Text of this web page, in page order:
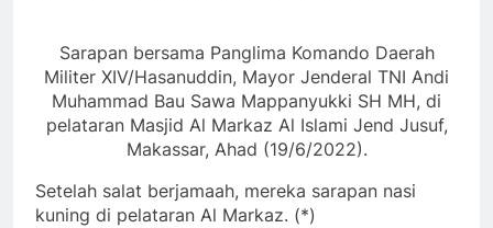
Sarapan bersama Panglima Komando Daerah
Militer XIV/Hasanuddin, Mayor Jenderal TNI Andi
Muhammad Bau Sawa Mappanyukki SH MH, di
pelataran Masjid Al Markaz Al Islami Jend Jusuf,
Makassar, Ahad (19/6/2022).
Setelah salat berjamaah, mereka sarapan nasi
kuning di pelataran Al Markaz. (*)